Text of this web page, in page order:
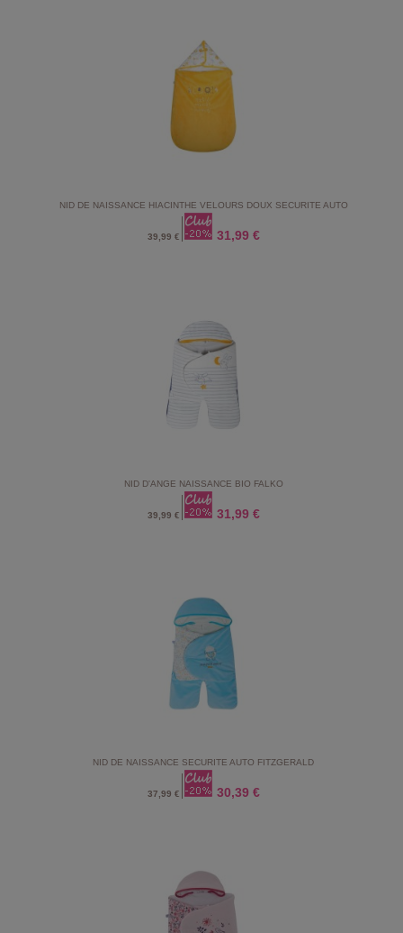
NID DE NAISSANCE HIACINTHE VELOURS DOUX SECURITE AUTO
39,99 € 31,99 €
NID D'ANGE NAISSANCE BIO FALKO
39,99 € 31,99 €
NID DE NAISSANCE SECURITE AUTO FITZGERALD
37,99 € 30,39 €